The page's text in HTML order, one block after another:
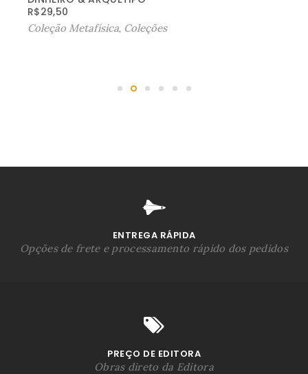
R$29,50
Coleção Metafísica, Coleções
ENTREGA RÁPIDA
Opções de frete e processamento rápido dos pedidos
PREÇO DE EDITORA
Obras direto da Editora